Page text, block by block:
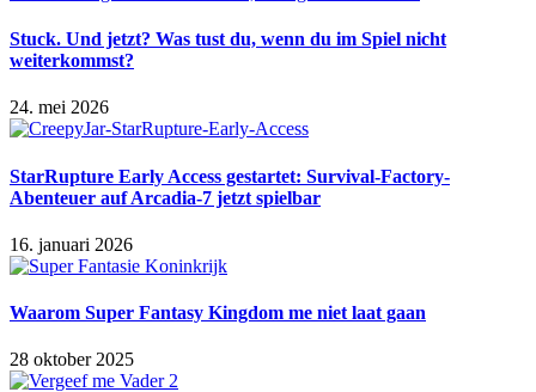
Stuck. Und jetzt? Was tust du, wenn du im Spiel nicht
weiterkommst?
24. mei 2026
StarRupture Early Access gestartet: Survival-Factory-
Abenteuer auf Arcadia-7 jetzt spielbar
16. januari 2026
Waarom Super Fantasy Kingdom me niet laat gaan
28 oktober 2025